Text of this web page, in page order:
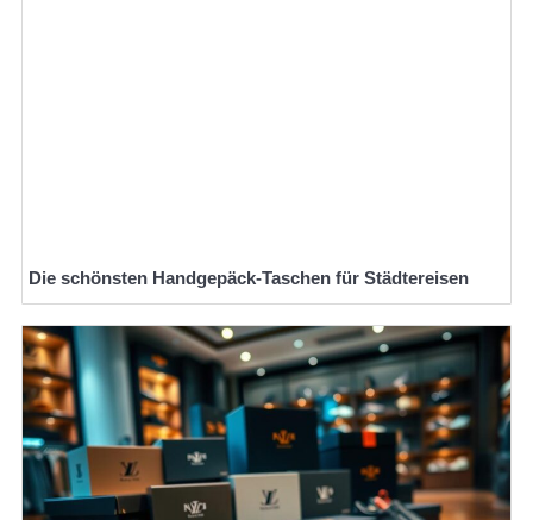
Die schönsten Handgepäck-Taschen für Städtereisen